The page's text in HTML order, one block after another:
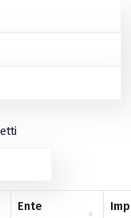
Ente